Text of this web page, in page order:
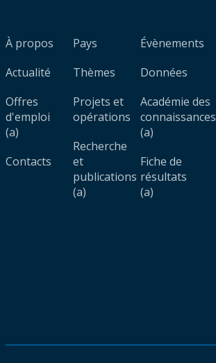
À propos
Actualité
Offres
d'emploi
(a)
Contacts
Pays
Thèmes
Projets et
opérations
Recherche
et
publications
(a)
Évènements
Données
Académie des
connaissances
(a)
Fiche de
résultats
(a)